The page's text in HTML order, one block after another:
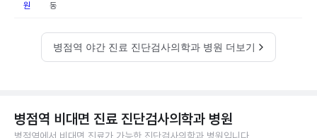
원
동
병점역 야간 진료 진단검사의학과 병원 더보기
병점역 비대면 진료 진단검사의학과 병원